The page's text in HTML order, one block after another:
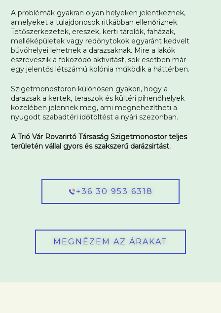
A problémák gyakran olyan helyeken jelentkeznek,
amelyeket a tulajdonosok ritkábban ellenőriznek.
Tetőszerkezetek, ereszek, kerti tárolók, faházak,
melléképületek vagy redőnytokok egyaránt kedvelt
búvóhelyei lehetnek a darazsaknak. Mire a lakók
észreveszik a fokozódó aktivitást, sok esetben már
egy jelentős létszámú kolónia működik a háttérben.
Szigetmonostoron különösen gyakori, hogy a
darazsak a kertek, teraszok és kültéri pihenőhelyek
közelében jelennek meg, ami megnehezítheti a
nyugodt szabadtéri időtöltést a nyári szezonban.
A Trió Vár Rovarirtó Társaság Szigetmonostor teljes
területén vállal gyors és szakszerű darázsirtást.
+36 30 953 6318
MEGNÉZEM AZ ÁRAKAT